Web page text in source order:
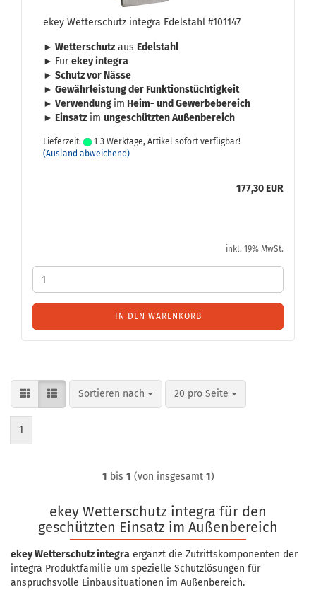
ekey Wet­ter­schutz in­te­gra Edel­stahl #101147
► Wet­ter­schutz aus Edel­stahl
► Fürekey in­te­gra
► Schutz vor Nässe
► Ge­währ­leis­tung der Funk­ti­ons­tüch­tig­keit
► Ver­wen­dung im Heim- und Ge­wer­be­be­reich
► Ein­satz im un­ge­schütz­ten Au­ßen­be­reich
Lieferzeit:
1-3 Werktage, Artikel sofort verfügbar!
(Ausland abweichend)
177,30 EUR
inkl. 19% MwSt.
IN DEN WARENKORB
Sortieren nach
Sortieren nach 20 pro Seite
pro Seite
1
1 bis 1 (von insgesamt 1)
ekey Wetterschutz integra für den
geschützten Einsatz im Außenbereich
ekey Wetterschutz integra ergänzt die Zutrittskomponenten der
integra Produktfamilie um spezielle Schutzlösungen für
anspruchsvolle Einbausituationen im Außenbereich.